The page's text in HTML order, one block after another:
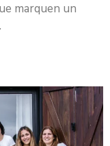
marquen un